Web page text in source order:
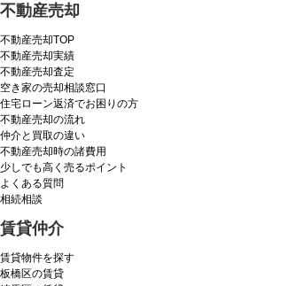
不動産売却
不動産売却TOP
不動産売却実績
不動産売却査定
空き家の売却相談窓口
住宅ローン返済でお困りの方
不動産売却の流れ
仲介と買取の違い
不動産売却時の諸費用
少しでも高く売るポイント
よくある質問
相続相談
賃貸仲介
賃貸物件を探す
板橋区の賃貸